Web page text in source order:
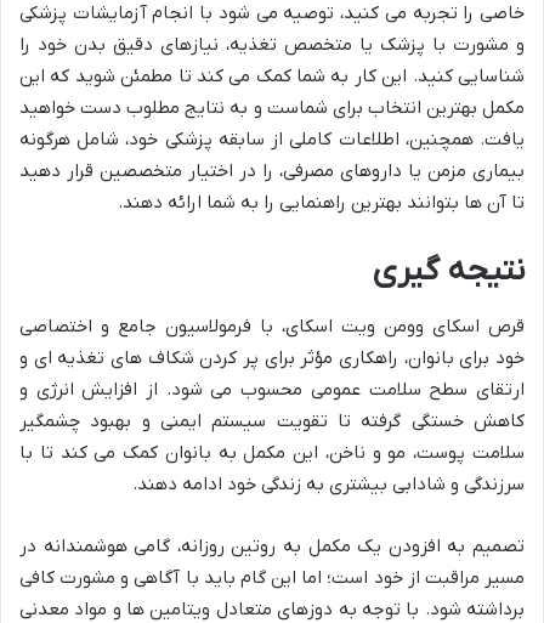
خاصی را تجربه می کنید، توصیه می شود با انجام آزمایشات پزشکی
و مشورت با پزشک یا متخصص تغذیه، نیازهای دقیق بدن خود را
شناسایی کنید. این کار به شما کمک می کند تا مطمئن شوید که این
مکمل بهترین انتخاب برای شماست و به نتایج مطلوب دست خواهید
یافت. همچنین، اطلاعات کاملی از سابقه پزشکی خود، شامل هرگونه
بیماری مزمن یا داروهای مصرفی، را در اختیار متخصصین قرار دهید
تا آن ها بتوانند بهترین راهنمایی را به شما ارائه دهند.
نتیجه گیری
قرص اسکای وومن ویت اسکای، با فرمولاسیون جامع و اختصاصی
خود برای بانوان، راهکاری مؤثر برای پر کردن شکاف های تغذیه ای و
ارتقای سطح سلامت عمومی محسوب می شود. از افزایش انرژی و
کاهش خستگی گرفته تا تقویت سیستم ایمنی و بهبود چشمگیر
سلامت پوست، مو و ناخن، این مکمل به بانوان کمک می کند تا با
سرزندگی و شادابی بیشتری به زندگی خود ادامه دهند.
تصمیم به افزودن یک مکمل به روتین روزانه، گامی هوشمندانه در
مسیر مراقبت از خود است؛ اما این گام باید با آگاهی و مشورت کافی
برداشته شود. با توجه به دوزهای متعادل ویتامین ها و مواد معدنی